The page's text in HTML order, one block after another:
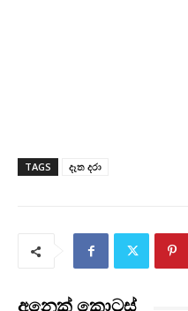
TAGS දෑත දරා